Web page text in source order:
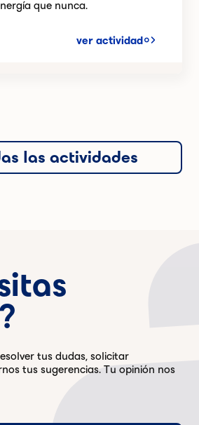
que nunca.
ver actividad
las actividades
tus dudas, solicitar
tus sugerencias. Tu opinión nos